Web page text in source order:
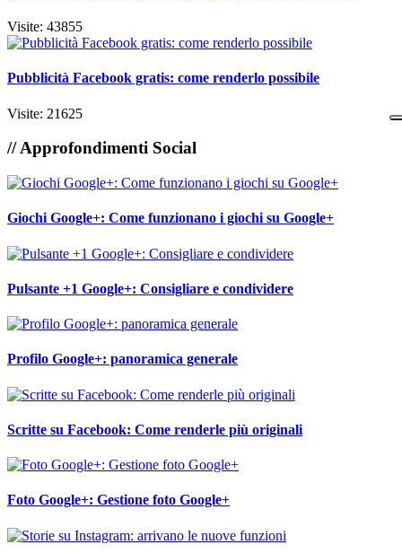
Visite: 43855
Pubblicità Facebook gratis: come renderlo possibile
Visite: 21625
// Approfondimenti Social
Giochi Google+: Come funzionano i giochi su Google+
Pulsante +1 Google+: Consigliare e condividere
Profilo Google+: panoramica generale
Scritte su Facebook: Come renderle più originali
Foto Google+: Gestione foto Google+